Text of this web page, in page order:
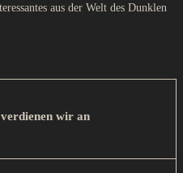
aus der Welt des Dunklen
wir an